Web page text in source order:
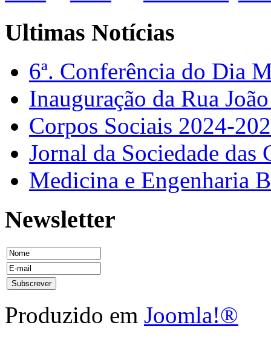
Ultimas Notícias
6ª. Conferência do Dia
Inauguração da Rua
Corpos Sociais 2024-
Jornal da Sociedade
Medicina e Engenharia
Newsletter
Produzido em Joomla!®